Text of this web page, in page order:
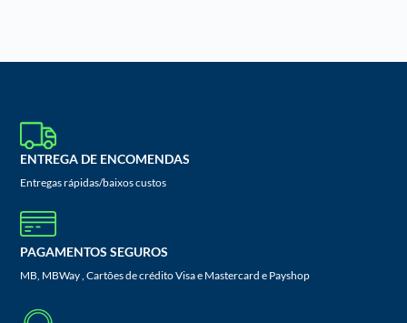
ENTREGA DE ENCOMENDAS
Entregas rápidas/baixos custos
PAGAMENTOS SEGUROS
MB, MBWay , Cartões de crédito Visa e Mastercard e Payshop